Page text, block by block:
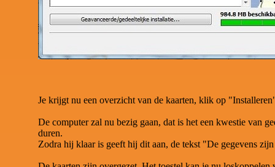
Je krijgt nu een overzicht van de kaarten, klik op
De computer zal nu bezig gaan, dat is het een kwestie van
duren.
Zodra hij klaar is geeft hij dit aan, de tekst "De gegevens